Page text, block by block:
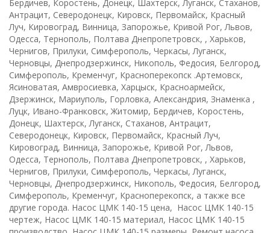
Бердичев, Коростень, Донецк, Шахтерск, Луганск, Стаханов,
Антрацит, Северодонецк, Кировск, Первомайск, Красный
Луч, Кировоград, Винница, Запорожье, Кривой Рог, Львов,
Одесса, Тернополь, Полтава Днепропетровск, , Харьков,
Чернигов, Прилуки, Симферополь, Черкасы, Луганск,
Черновцы, Днепродзержинск, Никополь, Федосия, Белгород,
Симферополь, Кременчуг, Красноперекопск .Артемовск,
Ясиноватая, Амвросиевка, Харцыск, Красноармейск,
Дзержинск, Мариуполь, Горловка, Александрия, Знаменка ,
Луцк, Ивано-Франковск, Житомир, Бердичев, Коростень,
Донецк, Шахтерск, Луганск, Стаханов, Антрацит,
Северодонецк, Кировск, Первомайск, Красный Луч,
Кировоград, Винница, Запорожье, Кривой Рог, Львов,
Одесса, Тернополь, Полтава Днепропетровск, , Харьков,
Чернигов, Прилуки, Симферополь, Черкасы, Луганск,
Черновцы, Днепродзержинск, Никополь, Федосия, Белгород,
Симферополь, Кременчуг, Красноперекопск, а также все
другие города. Насос ЦМК 140-15 цена, Насос ЦМК 140-15
чертеж, Насос ЦМК 140-15 материал, Насос ЦМК 140-15